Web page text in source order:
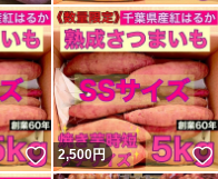
いいね！
2,500円